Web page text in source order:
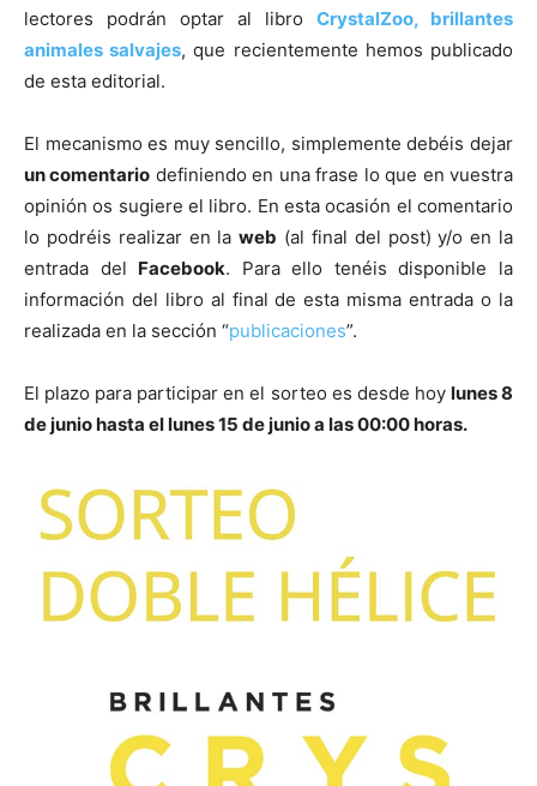
lectores podrán optar al libro CrystalZoo, brillantes
animales salvajes, que recientemente hemos publicado
de esta editorial.
El mecanismo es muy sencillo, simplemente debéis dejar
un comentario definiendo en una frase lo que en vuestra
opinión os sugiere el libro. En esta ocasión el comentario
lo podréis realizar en laweb (al final del post) y/o en la
entrada del Facebook. Para ello tenéis disponible la
información del libro al final de esta misma entrada o la
realizada en la sección “publicaciones”.
El plazo para participar en el sorteo es desde hoy lunes 8
de junio hasta el lunes 15 de junio a las 00:00 horas.